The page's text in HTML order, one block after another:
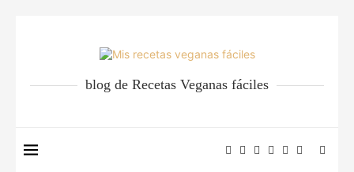
blog de Recetas Veganas fáciles